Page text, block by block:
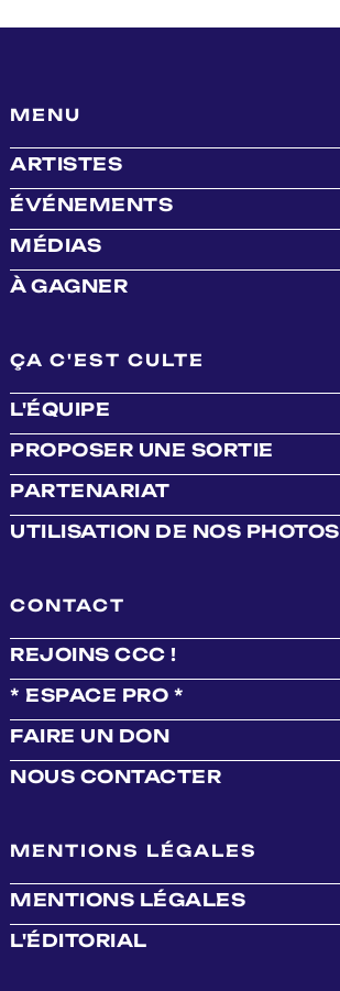
MENU
ARTISTES
ÉVÉNEMENTS
MÉDIAS
À GAGNER
ÇA C'EST CULTE
L'ÉQUIPE
PROPOSER UNE SORTIE
PARTENARIAT
UTILISATION DE NOS PHOTOS
CONTACT
REJOINS CCC !
* ESPACE PRO *
FAIRE UN DON
NOUS CONTACTER
MENTIONS LÉGALES
MENTIONS LÉGALES
L'ÉDITORIAL